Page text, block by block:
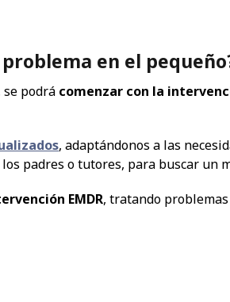
en el
podrá comenzar con la
, adaptándonos a las
padres o tutores, para buscar un
EMDR, tratando problemas